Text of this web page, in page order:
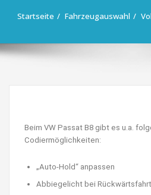
Startseite Fahrzeugauswahl
Beim VW Passat B8 gibt es u.a.
Codiermöglichkeiten:
„Auto-Hold“ anpassen
Abbiegelicht bei